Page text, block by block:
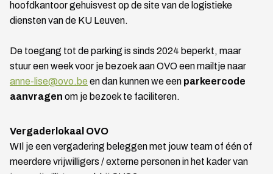
hoofdkantoor gehuisvest op de site van de logistieke
diensten van de KU Leuven.
De toegang tot de parking is sinds 2024 beperkt, maar
stuur een week voor je bezoek aan OVO een mailtje naar
anne-lise@ovo.be en dan kunnen we een parkeercode
aanvragen om je bezoek te faciliteren.
Vergaderlokaal OVO
WIl je een vergadering beleggen met jouw team of één of
meerdere vrijwilligers / externe personen in het kader van